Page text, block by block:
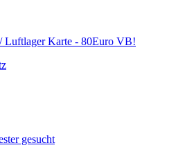
Luftlager Karte - 80Euro VB!
gesucht